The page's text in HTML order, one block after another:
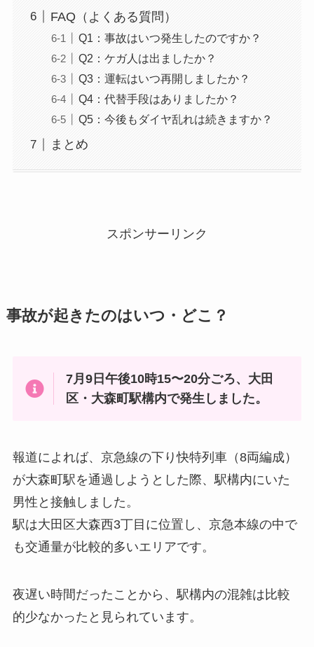
FAQ（よくある質問）
Q1：事故はいつ発生したのですか？
Q2：ケガ人は出ましたか？
Q3：運転はいつ再開しましたか？
Q4：代替手段はありましたか？
Q5：今後もダイヤ乱れは続きますか？
まとめ
スポンサーリンク
事故が起きたのはいつ・どこ？
7月9日午後10時15〜20分ごろ、大田
区・大森町駅構内で発生しました。
報道によれば、京急線の下り快特列車（8両編成）
が大森町駅を通過しようとした際、駅構内にいた
男性と接触しました。
駅は大田区大森西3丁目に位置し、京急本線の中で
も交通量が比較的多いエリアです。
夜遅い時間だったことから、駅構内の混雑は比較
的少なかったと見られています。